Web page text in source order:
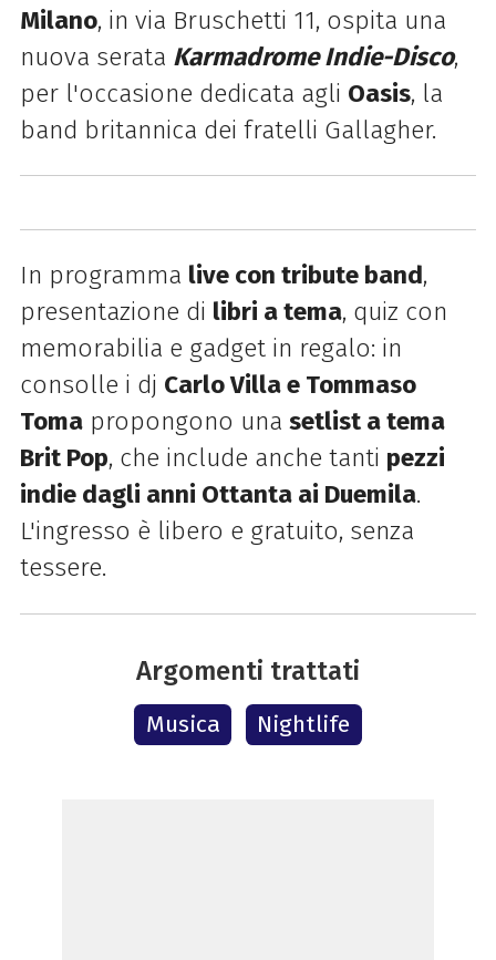
Milano, in via Bruschetti 11, ospita una
nuova serata Karmadrome Indie-Disco,
per l'occasione dedicata agli Oasis, la
band britannica dei fratelli Gallagher.
In programma live con tribute band,
presentazione di libri a tema, quiz con
memorabilia e gadget in regalo: in
consolle i dj Carlo Villa e Tommaso
Tomapropongono una setlist a tema
Brit Pop, che include anche tanti pezzi
indie dagli anni Ottanta ai Duemila.
L'ingresso è libero e gratuito, senza
tessere.
Argomenti trattati
Musica Nightlife